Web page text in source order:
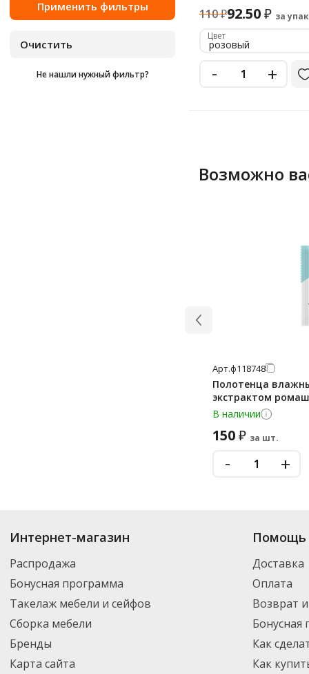
Не нашли нужный фильтр?
110₽92.50₽ за
Цвет
розовый
- +
Возможно
Арт.ф118748
Полотенца
экстрактом
В наличии
150₽ за шт.
- +
Купить
. В
новинки. Вы можете выбрать нужный товар и добавить его в корзину
России – партнерской транспортной компанией DPD. Для постоянных
Интернет-магазин
Распродажа
Бонусная программа
Такелаж мебели и сейфов
Сборка мебели
Бренды
Карта сайта
Помощь
Доставка
Оплата
Возврат
Бонусная
Как
Как